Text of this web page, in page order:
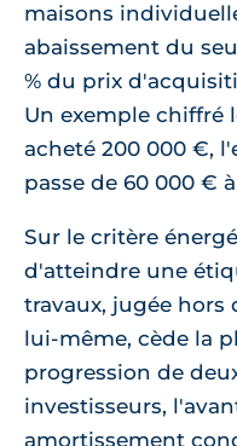
maisons
abaissement du
% du prix
Un exemple chiffré
acheté 200 000 €,
passe de 60 000 €
Sur le critère
d'atteindre une
travaux, jugée
lui-même, cède la
progression de
investisseurs,
amortissement